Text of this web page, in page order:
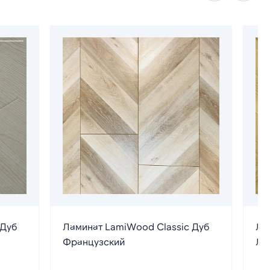
Ламинат LamiWood Classic Дуб
Французский